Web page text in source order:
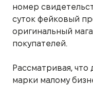
номер
суток фейковый
оригинальный
покупателей.
Рассматривая,
марки малому